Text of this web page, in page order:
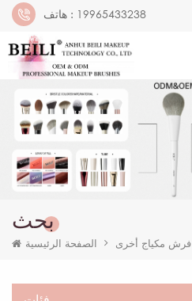
هاتف : 19965433238
بحث
الصفحة الرئيسية فرش مكياج أخرى